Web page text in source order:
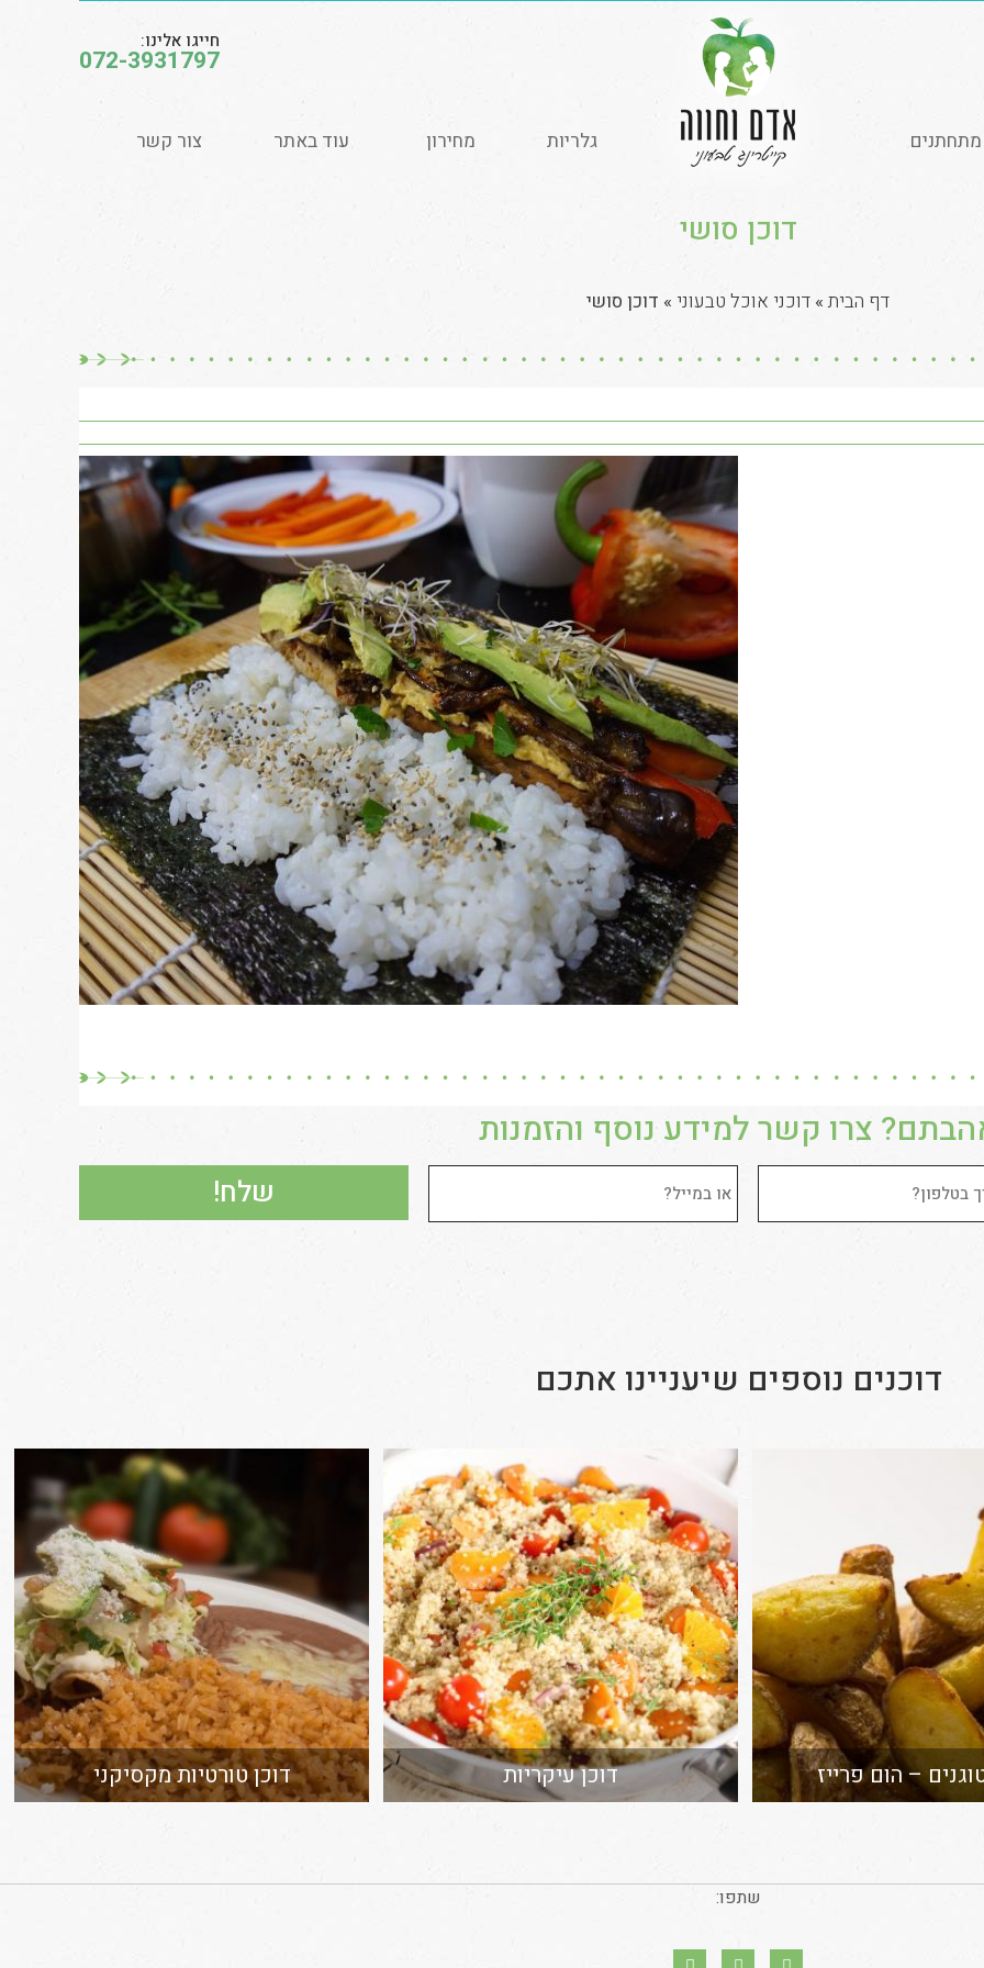
מתחתנים גלריות מחירון עוד באתר צור קשר
חייגו אלינו:
072-3931797
דוכן סושי
דף הבית» דוכני אוכל טבעוני » דוכן סושי
צרו קשר למידע נוסף והזמנות
דוכנים נוספים שיעניינו אתכם
– הום פרייז דוכן עיקריות דוכן טורטיות מקסיקני
שתפו: